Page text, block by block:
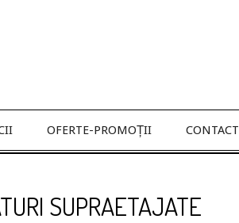
OFERTE-PROMOȚII CONTACT
SUPRAETAJATE